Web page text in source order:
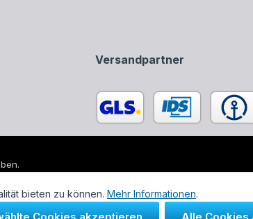
Versandpartner
bieten zu können. Mehr Informationen.